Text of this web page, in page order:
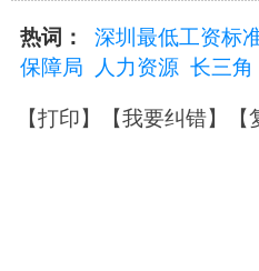
热词： 深圳最低工资标
保障局
人力资源 长三角
【打印】【我要纠错】【